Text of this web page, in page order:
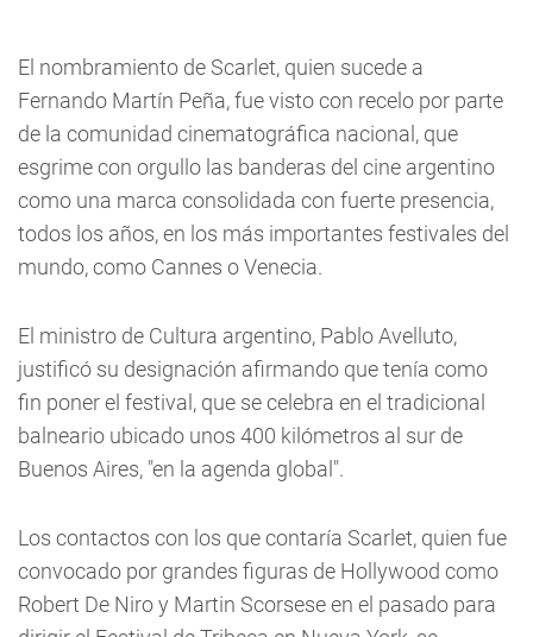
El nombramiento de Scarlet, quien sucede a
Fernando Martín Peña, fue visto con recelo por parte
de la comunidad cinematográfica nacional, que
esgrime con orgullo las banderas del cine argentino
como una marca consolidada con fuerte presencia,
todos los años, en los más importantes festivales del
mundo, como Cannes o Venecia.
El ministro de Cultura argentino, Pablo Avelluto,
justificó su designación afirmando que tenía como
fin poner el festival, que se celebra en el tradicional
balneario ubicado unos 400 kilómetros al sur de
Buenos Aires, "en la agenda global".
Los contactos con los que contaría Scarlet, quien fue
convocado por grandes figuras de Hollywood como
Robert De Niro y Martin Scorsese en el pasado para